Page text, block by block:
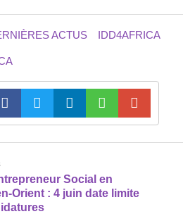
ACTUS IDD4AFRICA
Social en
Orient : 4 juin date limite